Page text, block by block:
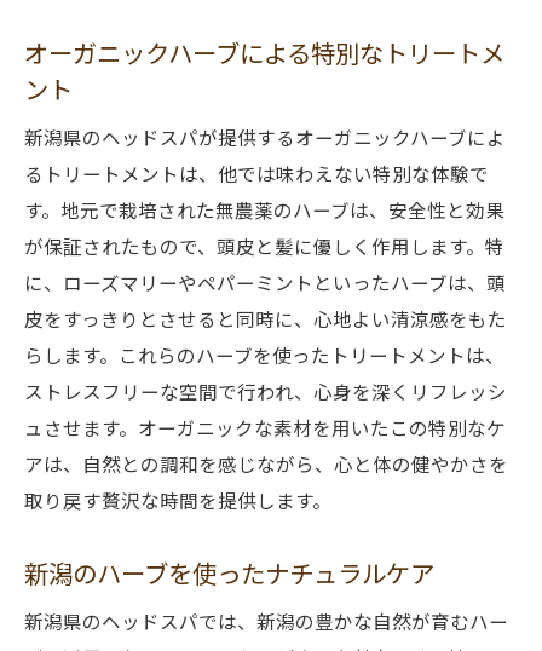
オーガニックハーブによる特別なトリートメ
ント
新潟県のヘッドスパが提供するオーガニックハーブによ
るトリートメントは、他では味わえない特別な体験で
す。地元で栽培された無農薬のハーブは、安全性と効果
が保証されたもので、頭皮と髪に優しく作用します。特
に、ローズマリーやペパーミントといったハーブは、頭
皮をすっきりとさせると同時に、心地よい清涼感をもた
らします。これらのハーブを使ったトリートメントは、
ストレスフリーな空間で行われ、心身を深くリフレッシ
ュさせます。オーガニックな素材を用いたこの特別なケ
アは、自然との調和を感じながら、心と体の健やかさを
取り戻す贅沢な時間を提供します。
新潟のハーブを使ったナチュラルケア
新潟県のヘッドスパでは、新潟の豊かな自然が育むハー